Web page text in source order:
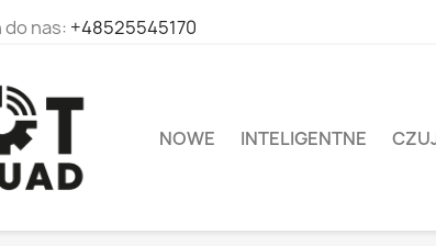
nas: +48525545170
NOWE INTELIGENTNE